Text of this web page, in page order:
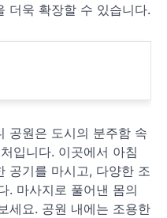
더욱 확장할 수 있습니다.
공원은 도시의 분주함 속
입니다. 이곳에서 아침
공기를 마시고, 다양한 조
. 마사지로 풀어낸 몸의
세요. 공원 내에는 조용한